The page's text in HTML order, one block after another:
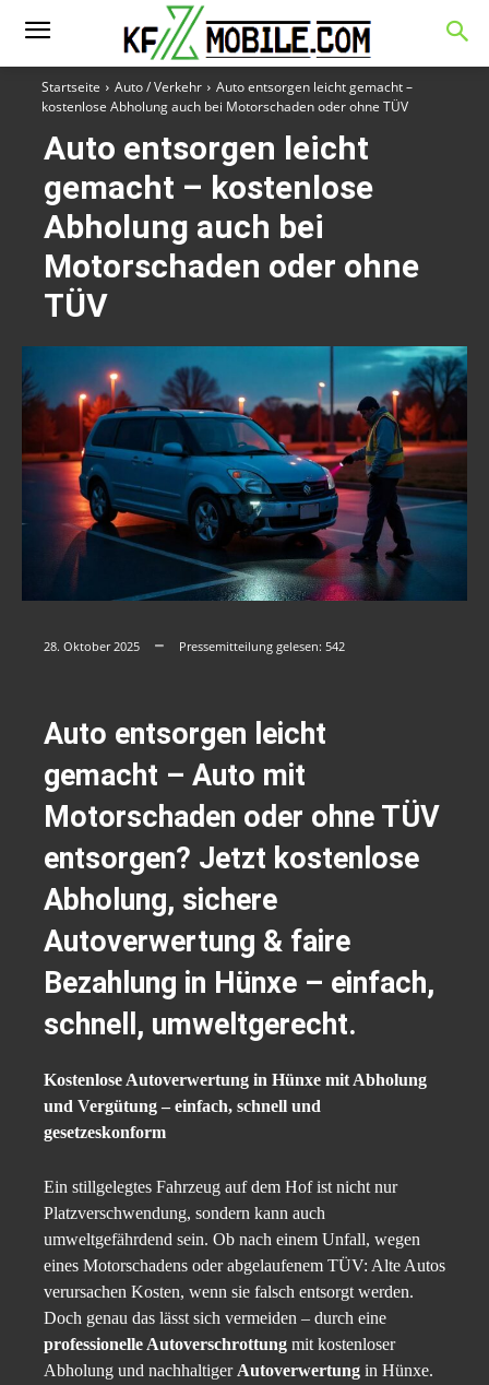
Startseite Auto / Verkehr
Auto entsorgen leicht gemacht –
kostenlose Abholung auch bei Motorschaden oder ohne TÜV
Auto entsorgen leicht
gemacht – kostenlose
Abholung auch bei
Motorschaden oder ohne
TÜV
28. Oktober 2025 Pressemitteilung gelesen: 542
Auto entsorgen leicht
gemacht – Auto mit
Motorschaden oder ohne TÜV
entsorgen? Jetzt kostenlose
Abholung, sichere
Autoverwertung & faire
Bezahlung in Hünxe – einfach,
schnell, umweltgerecht.
Kostenlose Autoverwertung in Hünxe mit Abholung
und Vergütung – einfach, schnell und
gesetzeskonform
Ein stillgelegtes Fahrzeug auf dem Hof ist nicht nur
Platzverschwendung, sondern kann auch
umweltgefährdend sein. Ob nach einem Unfall, wegen
eines Motorschadens oder abgelaufenem TÜV: Alte Autos
verursachen Kosten, wenn sie falsch entsorgt werden.
Doch genau das lässt sich vermeiden – durch eine
professionelle Autoverschrottung mit kostenloser
Abholung und nachhaltiger Autoverwertung in Hünxe.